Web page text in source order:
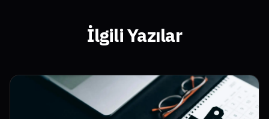
İlgili Yazılar